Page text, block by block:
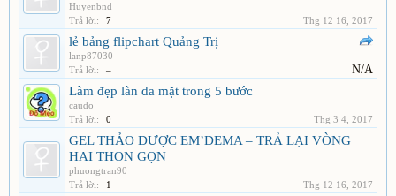
Huyenbnd
Trả lời:
7 Thg 12 16, 2017
lẻ bảng flipchart Quảng Trị
lanp87030
Trả lời:
– N/A
Làm đẹp làn da mặt trong 5 bước
caudo
Trả lời:
0 Thg 3 4, 2017
GEL THẢO DƯỢC EM’DEMA – TRẢ LẠI VÒNG
HAI THON GỌN
phuongtran90
Trả lời:
1 Thg 12 16, 2017